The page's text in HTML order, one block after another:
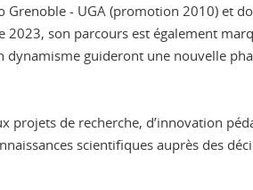
Grenoble - UGA (promotion 2010) et
2023, son parcours est également
dynamisme guideront une nouvelle
de recherche, d’innovation
scientifiques auprès des